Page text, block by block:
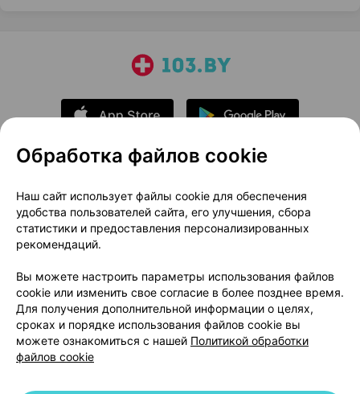
О проекте
Новости проекта
Размещение рекламы
Медицинский маркетинг
Публичный договор
Доставка
Способы оплаты
Вакансии
Партнеры
Написать руководителю 103.by
Написать в поддержку
Персональные настройки Cookie
Обработка файлов cookie
Наш сайт использует файлы cookie для обеспечения
удобства пользователей сайта, его улучшения, сбора
статистики и предоставления персонализированных
рекомендаций.
Вы можете настроить параметры использования файлов
cookie или изменить свое согласие в более позднее время.
Для получения дополнительной информации о целях,
сроках и порядке использования файлов cookie вы
можете ознакомиться с нашей Политикой обработки
файлов cookie